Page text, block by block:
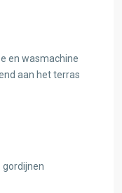
en wasmachine
aan het terras